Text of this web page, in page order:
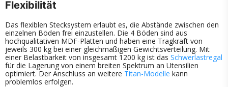
Flexibilität
Das flexiblen Stecksystem erlaubt es, die Abstände zwischen den
einzelnen Böden frei einzustellen. Die 4 Böden sind aus
hochqualitativen MDF-Platten und haben eine Tragkraft von
jeweils 300 kg bei einer gleichmäßigen Gewichtsverteilung. Mit
einer Belastbarkeit von insgesamt 1200 kg ist das Schwerlastregal
für die Lagerung von einem breiten Spektrum an Utensilien
optimiert. Der Anschluss an weitere Titan-Modelle kann
problemlos erfolgen.